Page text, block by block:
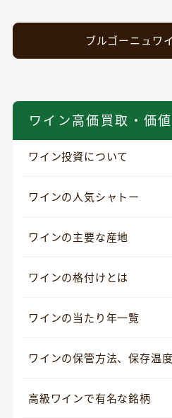
ブルゴーニュワ
ワイン高価買取・価
ワイン投資について
ワインの人気シャトー
ワインの主要な産地
ワインの格付けとは
ワインの当たり年一覧
ワインの保管方法、保存温
高級ワインで有名な銘柄